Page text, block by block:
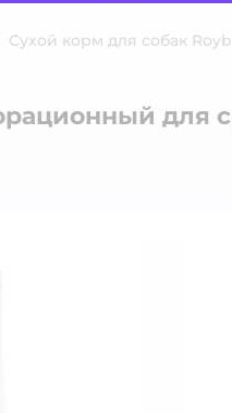
Сухой корм для собак
для